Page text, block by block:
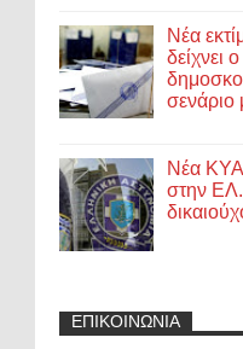
Νέα
δείχνει
Νέα ΚΥΑ
στην
ΕΠΙΚΟΙΝΩΝΙΑ